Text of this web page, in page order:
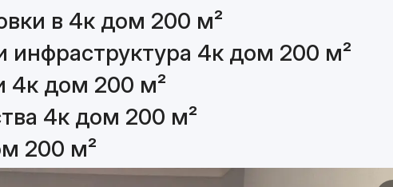
в 4к дом 200 м²
инфраструктура 4к дом 200 м²
4к дом 200 м²
4к дом 200 м²
200 м²